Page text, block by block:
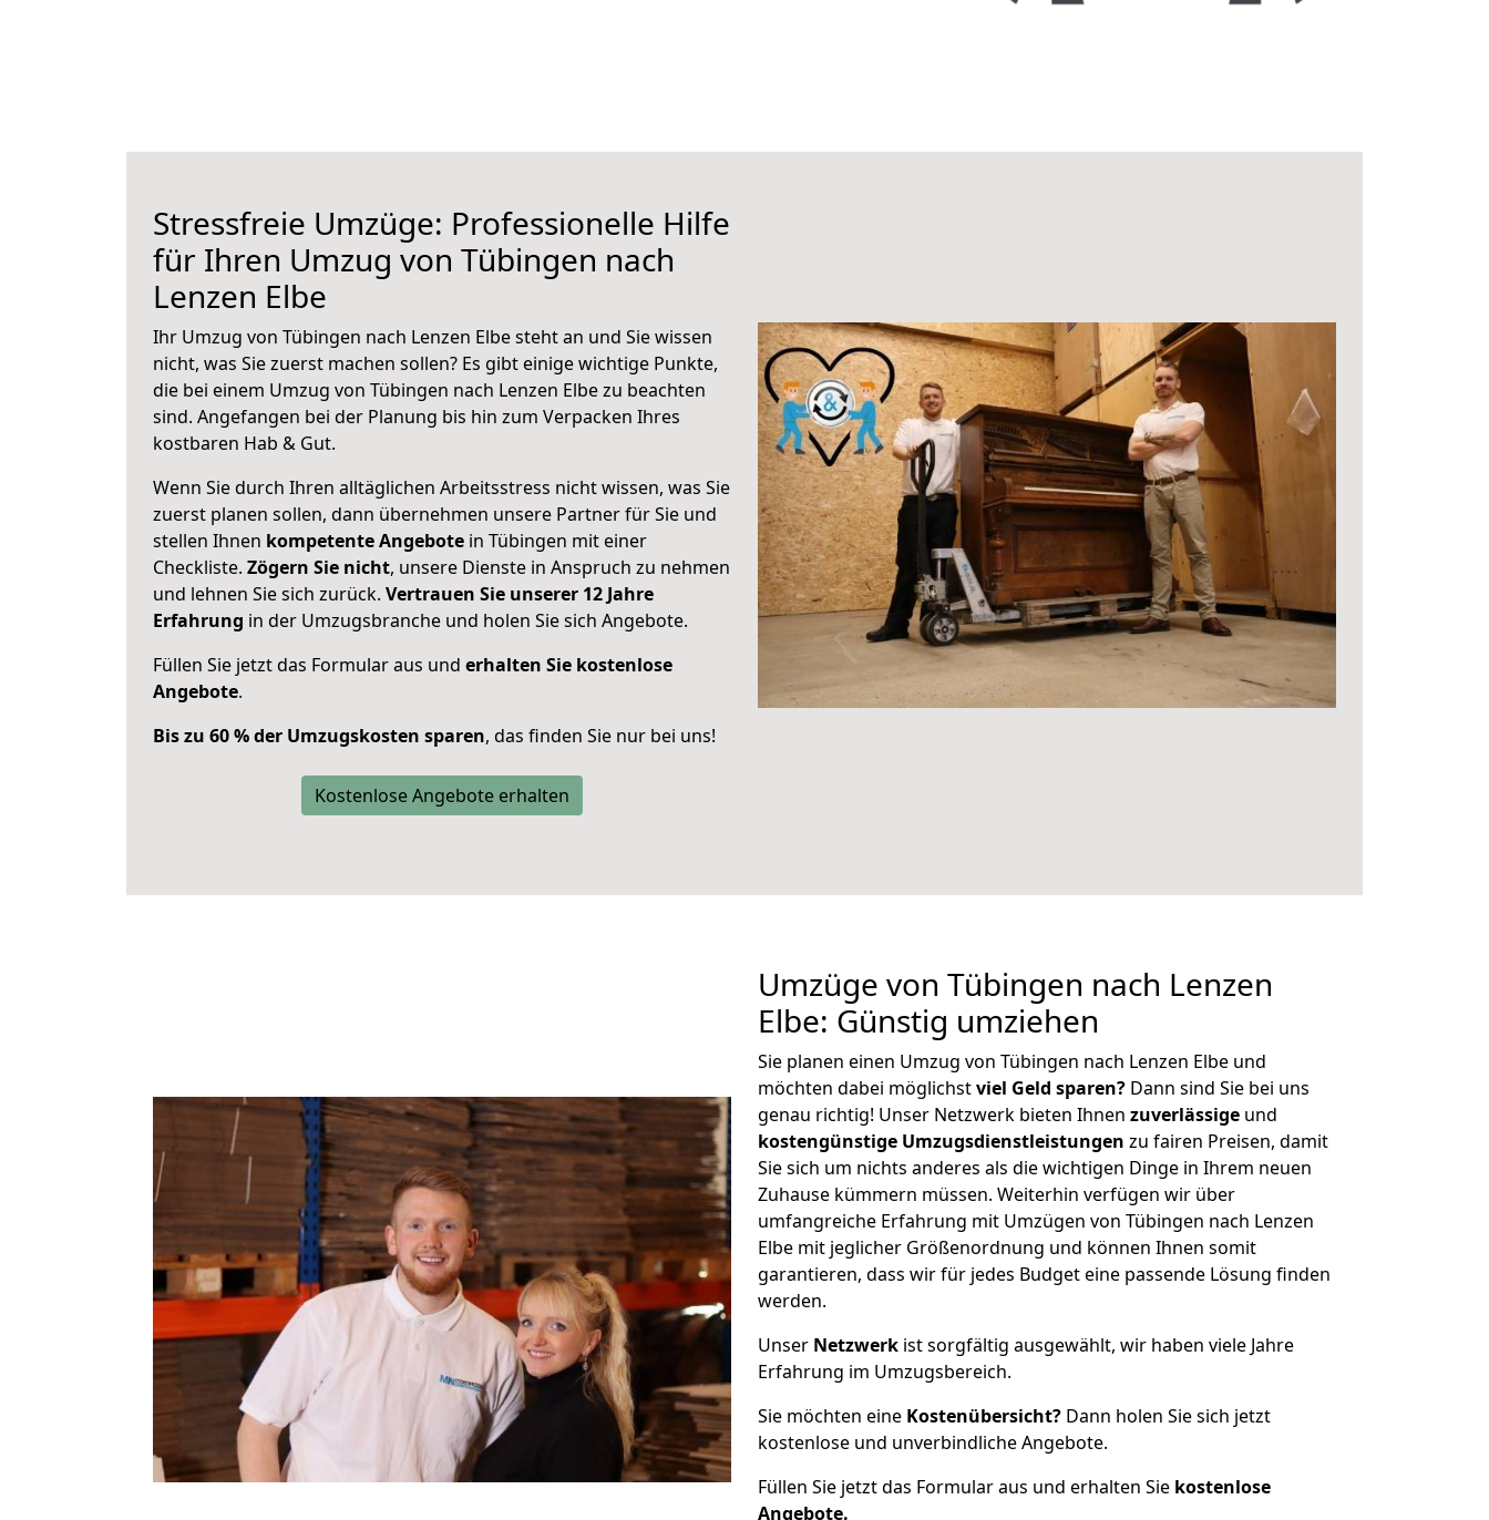
Stressfreie Umzüge: Professionelle Hilfe
für Ihren Umzug von Tübingen nach
Lenzen Elbe
Ihr Umzug von Tübingen nach Lenzen Elbe steht an und Sie wissen
nicht, was Sie zuerst machen sollen? Es gibt einige wichtige Punkte,
die bei einem Umzug von Tübingen nach Lenzen Elbe zu beachten
sind. Angefangen bei der Planung bis hin zum Verpacken Ihres
kostbaren Hab & Gut.
Wenn Sie durch Ihren alltäglichen Arbeitsstress nicht wissen, was Sie
zuerst planen sollen, dann übernehmen unsere Partner für Sie und
stellen Ihnen kompetente Angebote in Tübingen mit einer
Checkliste. Zögern Sie nicht, unsere Dienste in Anspruch zu nehmen
und lehnen Sie sich zurück. Vertrauen Sie unserer 12 Jahre
Erfahrung in der Umzugsbranche und holen Sie sich Angebote.
Füllen Sie jetzt das Formular aus und erhalten Sie kostenlose
Angebote.
Bis zu 60 % der Umzugskosten sparen, das finden Sie nur bei uns!
Kostenlose Angebote erhalten
Umzüge von Tübingen nach Lenzen
Elbe: Günstig umziehen
Sie planen einen Umzug von Tübingen nach Lenzen Elbe und
möchten dabei möglichstviel Geld sparen? Dann sind Sie bei uns
genau richtig! Unser Netzwerk bieten Ihnen zuverlässige und
kostengünstige Umzugsdienstleistungen zu fairen Preisen, damit
Sie sich um nichts anderes als die wichtigen Dinge in Ihrem neuen
Zuhause kümmern müssen. Weiterhin verfügen wir über
umfangreiche Erfahrung mit Umzügen von Tübingen nach Lenzen
Elbe mit jeglicher Größenordnung und können Ihnen somit
garantieren, dass wir für jedes Budget eine passende Lösung finden
werden.
Unser Netzwerk ist sorgfältig ausgewählt, wir haben viele Jahre
Erfahrung im Umzugsbereich.
Sie möchten eine Kostenübersicht? Dann holen Sie sich jetzt
kostenlose und unverbindliche Angebote.
Füllen Sie jetzt das Formular aus und erhalten Sie kostenlose
Angebote.